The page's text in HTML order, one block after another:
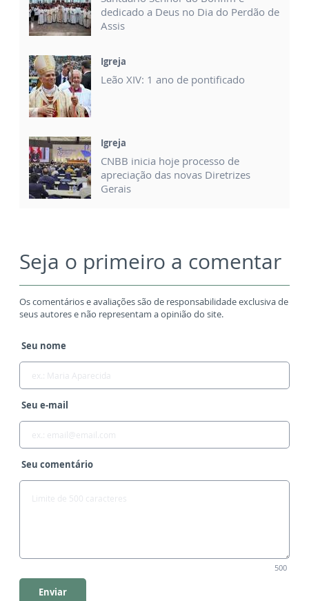
dedicado a Deus no Dia do Perdão de
Assis
Igreja
Leão XIV: 1 ano de pontificado
Igreja
CNBB inicia hoje processo de
apreciação das novas Diretrizes
Gerais
Seja o primeiro a comentar
Os comentários e avaliações são de responsabilidade exclusiva de
seus autores e não representam a opinião do site.
Seu nome
Seu e-mail
Seu comentário
500
Enviar